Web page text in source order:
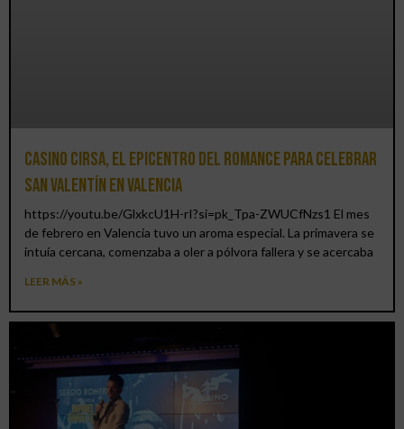
Casino CIRSA, el epicentro del romance para celebrar
San Valentín en Valencia
https://youtu.be/GlxkcU1H-rI?si=pk_Tpa-ZWUCfNzs1 El mes
de febrero en Valencia tuvo un aroma especial. La primavera se
intuía cercana, comenzaba a oler a pólvora fallera y se acercaba
LEER MÁS »